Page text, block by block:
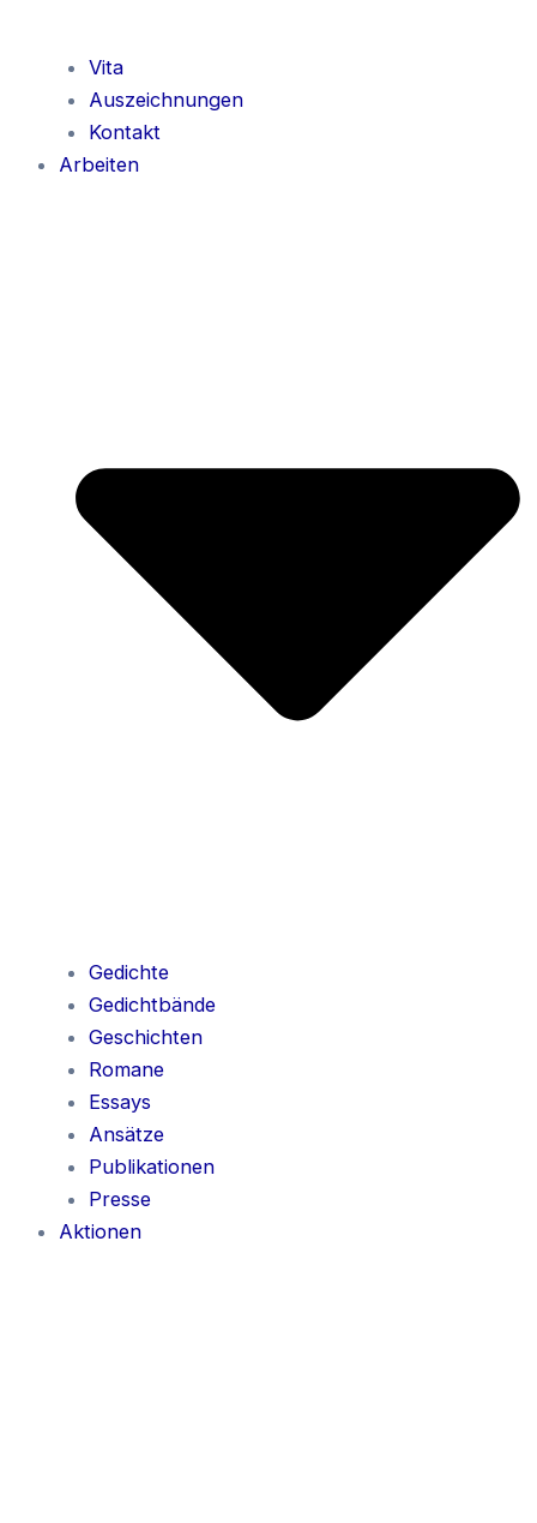
Vita
Auszeichnungen
Kontakt
Arbeiten
Gedichte
Gedichtbände
Geschichten
Romane
Essays
Ansätze
Publikationen
Presse
Aktionen